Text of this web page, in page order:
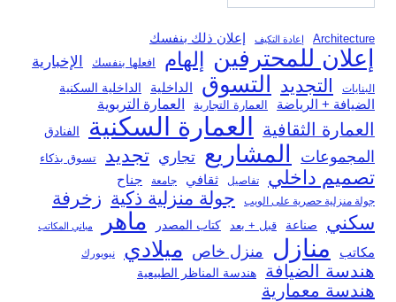
Architecture إعادة التكيف إعلان ذلك بنفسك
إعلان للمحترفين إلهام افعلها بنفسك الإخبارية
البنايات التجديد التسوق الداخلية الداخلية السكنية
الضيافة + الرياضة العمارة التجارية العمارة التربوية
العمارة الثقافية العمارة السكنية الفنادق
المجموعات المشاريع تجاري تجديد تسوق بذكاء
تصميم داخلي تفاصيل ثقافي جامعة جناح
جولة منزلية حصرية على الويب جولة منزلية ذكية زخرفة
سكني صناعة قبل + بعد كتاب المصدر ماهر مباني المكاتب
مكاتب منازل منزل خاص ميلادي نيويورك
هندسة الضيافة هندسة المناظر الطبيعية
هندسة معمارية